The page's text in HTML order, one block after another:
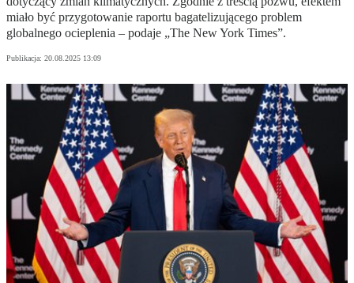
miało być przygotowanie raportu bagatelizującego problem
globalnego ocieplenia – podaje „The New York Times”.
Publikacja: 20.08.2025 13:09